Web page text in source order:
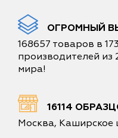
ОГРОМНЫЙ
168657 товаров в
производителей из
мира!
16114
Москва, Каширское